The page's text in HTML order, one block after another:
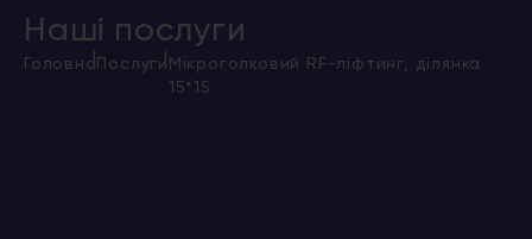
Наші послуги
Головна| Послуги| Мікроголковий RF-ліфтинг, ділянка
15*15